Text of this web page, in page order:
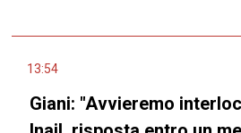
13:54
Giani: "Avvieremo